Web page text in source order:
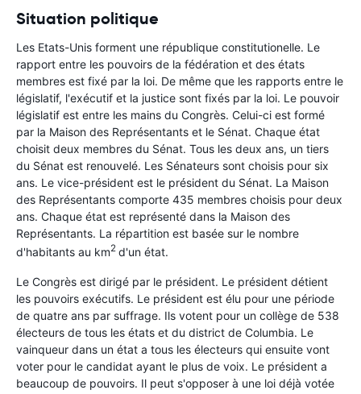
Situation politique
Les Etats-Unis forment une république constitutionelle. Le
rapport entre les pouvoirs de la fédération et des états
membres est fixé par la loi. De même que les rapports entre le
législatif, l'exécutif et la justice sont fixés par la loi. Le pouvoir
législatif est entre les mains du Congrès. Celui-ci est formé
par la Maison des Représentants et le Sénat. Chaque état
choisit deux membres du Sénat. Tous les deux ans, un tiers
du Sénat est renouvelé. Les Sénateurs sont choisis pour six
ans. Le vice-président est le président du Sénat. La Maison
des Représentants comporte 435 membres choisis pour deux
ans. Chaque état est représenté dans la Maison des
Représentants. La répartition est basée sur le nombre
d'habitants au km2 d'un état.
Le Congrès est dirigé par le président. Le président détient
les pouvoirs exécutifs. Le président est élu pour une période
de quatre ans par suffrage. Ils votent pour un collège de 538
électeurs de tous les états et du district de Columbia. Le
vainqueur dans un état a tous les électeurs qui ensuite vont
voter pour le candidat ayant le plus de voix. Le président a
beaucoup de pouvoirs. Il peut s'opposer à une loi déjà votée